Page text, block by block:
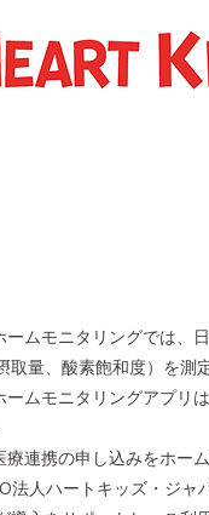
ームモニタリングでは、
取量、酸素飽和度）を測
ームモニタリングアプリ
療連携の申し込みをホー
法人ハートキッズ・ジャ